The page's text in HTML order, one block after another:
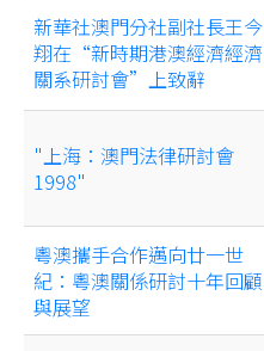
新華社澳門分社副社長王今
翔在“新時期港澳經濟經濟
關系研討會”上致辭
"上海：澳門法律研討會
1998"
粵澳攜手合作邁向廿一世
紀：粵澳關係研討十年回顧
與展望